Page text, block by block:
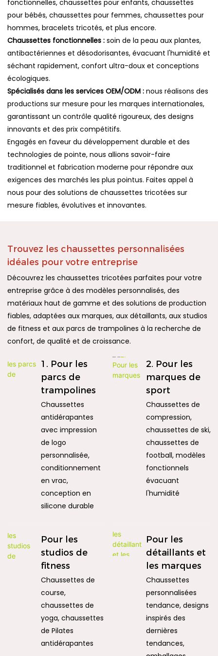
fonctionnelles, chaussettes pour enfants, chaussettes
pour bébés, chaussettes pour femmes, chaussettes pour
hommes, bracelets tricotés, et plus encore.
Chaussettes fonctionnelles : soin de la peau aux plantes,
antibactériennes et désodorisantes, évacuant l'humidité et
séchant rapidement, confort ultra-doux et conceptions
écologiques.
Spécialisés dans les services OEM/ODM : nous réalisons des
productions sur mesure pour les marques internationales,
garantissant un contrôle qualité rigoureux, des designs
innovants et des prix compétitifs.
Engagés en faveur du développement durable et des
technologies de pointe, nous allions savoir-faire
traditionnel et fabrication moderne pour répondre aux
exigences des marchés les plus pointus. Faites appel à
nous pour des solutions de chaussettes tricotées sur
mesure fiables, évolutives et innovantes.
Trouvez les chaussettes personnalisées
idéales pour votre entreprise
Découvrez les chaussettes tricotées parfaites pour votre
entreprise grâce à des modèles personnalisés, des
matériaux haut de gamme et des solutions de production
fiables, adaptées aux marques, aux détaillants, aux studios
de fitness et aux parcs de trampolines à la recherche de
confort, de qualité et de croissance.
1. Pour les
parcs de
trampolines
Chaussettes
antidérapantes
avec impression
de logo
personnalisée,
conditionnement
en vrac,
conception en
silicone durable
2. Pour les
marques de
sport
Chaussettes de
compression,
chaussettes de ski,
chaussettes de
football, modèles
fonctionnels
évacuant
l'humidité
Pour les
studios de
fitness
Chaussettes de
course,
chaussettes de
yoga, chaussettes
de Pilates
antidérapantes
Pour les
détaillants et
les marques
Chaussettes
personnalisées
tendance, designs
inspirés des
dernières
tendances,